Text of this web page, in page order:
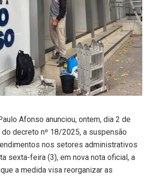
Afonso anunciou, ontem, dia 2 de
do decreto nº 18/2025, a suspensão
nos setores administrativos
sexta-feira (3), em nova nota oficial, a
a medida visa reorganizar as